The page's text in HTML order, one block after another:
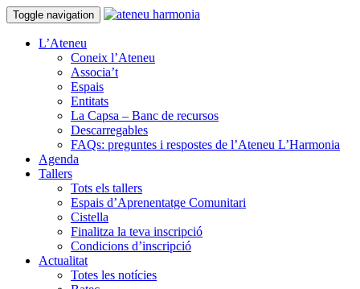
Toggle navigation
L’Ateneu
Coneix l’Ateneu
Associa’t
Espais
Entitats
La Capsa – Banc de recursos
Descarregables
FAQs: preguntes i respostes de l’Ateneu L’Harmonia
Agenda
Tallers
Tots els tallers
Espais d’Aprenentatge Comunitari
Cistella
Finalitza la teva inscripció
Condicions d’inscripció
Actualitat
Totes les notícies